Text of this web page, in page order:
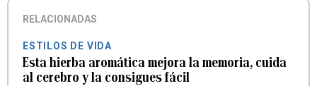
RELACIONADAS
ESTILOS DE VIDA
Esta hierba aromática mejora la memoria, cuida
al cerebro y la consigues fácil